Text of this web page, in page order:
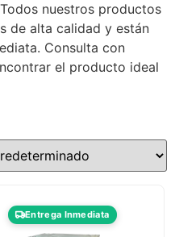
nuestros productos
de alta calidad y están
Consulta con
el producto ideal
Entrega Inmediata